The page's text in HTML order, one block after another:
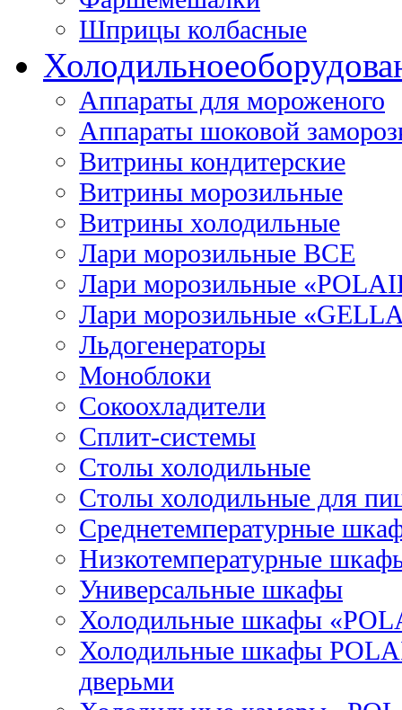
Шприцы колбасные
Холодильное
Аппараты для мороженого
Аппараты шоковой
Витрины кондитерские
Витрины морозильные
Витрины холодильные
Лари морозильные ВСЕ
Лари морозильные
Лари морозильные
Льдогенераторы
Моноблоки
Сокоохладители
Сплит-системы
Столы холодильные
Столы холодильные для
Среднетемпературные
Низкотемпературные
Универсальные шкафы
Холодильные шкафы
Холодильные шкафы
дверьми